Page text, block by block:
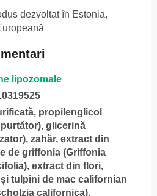
dezvoltat în Estonia,
lipozomale
propilenglicol
glicerină
zahăr, extract din
de griffonia (Griffonia
extract din flori,
tulpini de mac californian
californica),